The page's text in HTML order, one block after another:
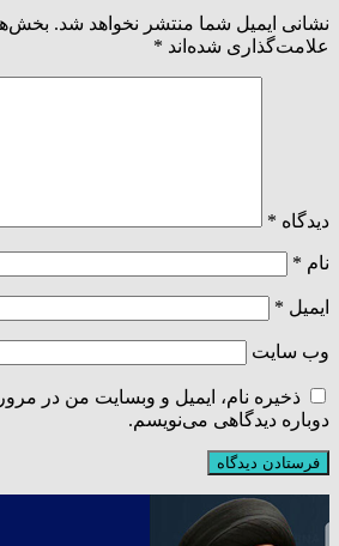
نشانی ایمیل شما منتشر نخواهد شد.
علامت‌گذاری شده‌اند *
دیدگاه *
نام *
ایمیل *
وب‌ سایت
ذخیره نام، ایمیل و وبسایت من در
دوباره دیدگاهی می‌نویسم.